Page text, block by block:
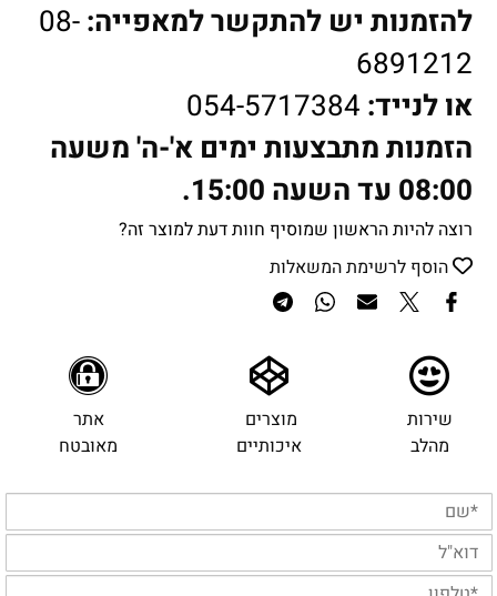
להזמנות יש להתקשר למאפייה:08-
6891212
או לנייד: 054-5717384
הזמנות מתבצעות ימים א'-ה' משעה
08:00 עד השעה 15:00.
רוצה להיות הראשון שמוסיף חוות דעת למוצר זה?
הוסף לרשימת המשאלות
שירות
מהלב
מוצרים
איכותיים
אתר
מאובטח